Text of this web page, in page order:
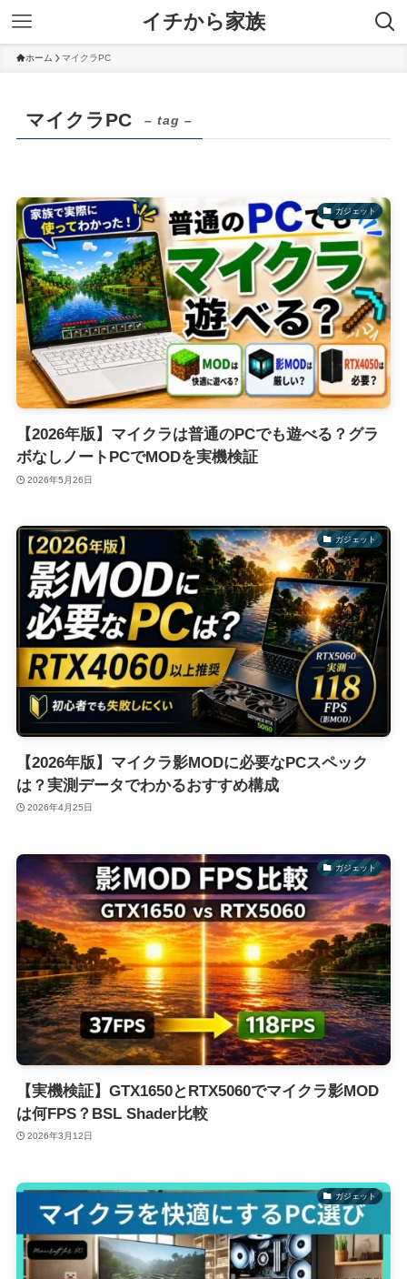
イチから家族
ホーム マイクラPC
マイクラPC – tag –
ガジェット
【2026年版】マイクラは普通のPCでも遊べる？グラ
ボなしノートPCでMODを実機検証
2026年5月26日
ガジェット
【2026年版】マイクラ影MODに必要なPCスペック
は？実測データでわかるおすすめ構成
2026年4月25日
ガジェット
【実機検証】GTX1650とRTX5060でマイクラ影MOD
は何FPS？BSL Shader比較
2026年3月12日
ガジェット